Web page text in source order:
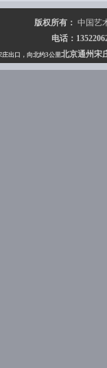
版权所有： 中国艺
电话：
出口，向北约3公里北京通州宋